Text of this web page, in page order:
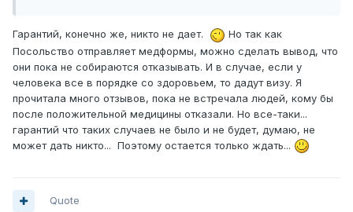
Гарантий, конечно же, никто не дает.
Но так как
Посольство отправляет медформы, можно сделать вывод, что
они пока не собираются отказывать. И в случае, если у
человека все в порядке со здоровьем, то дадут визу. Я
прочитала много отзывов, пока не встречала людей, кому бы
после положительной медицины отказали. Но все-таки...
гарантий что таких случаев не было и не будет, думаю, не
может дать никто... Поэтому остается только ждать...
Quote